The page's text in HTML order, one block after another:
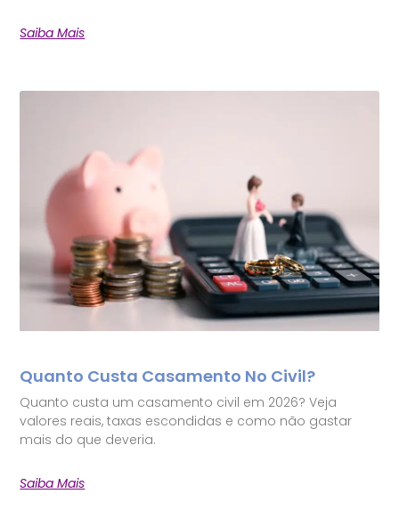
Saiba Mais
Quanto Custa Casamento No Civil?
Quanto custa um casamento civil em 2026? Veja
valores reais, taxas escondidas e como não gastar
mais do que deveria.
Saiba Mais